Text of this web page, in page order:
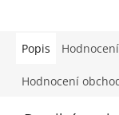
Popis Hodnocení
Hodnocení